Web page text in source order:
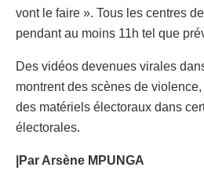
vont le faire ». Tous les centres
pendant au moins 11h tel que
Des vidéos devenues virales
montrent des scènes de
des matériels électoraux dans
électorales.
|Par Arsène MPUNGA